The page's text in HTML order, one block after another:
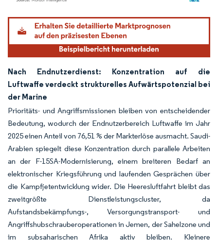
Bild © Mordor Intelligence. Wiederverwendung erfordert Namensnennung gemäß
Nach Endnutzerdienst: Konzentration auf die
Luftwaffe verdeckt strukturelles Aufwärtspotenzial bei
der Marine
Prioritäts- und Angriffsmissionen bleiben von entscheidender
Bedeutung, wodurch der Endnutzerbereich Luftwaffe im Jahr
2025 einen Anteil von 76,51 % der Markterlöse ausmacht. Saudi-
Arabien spiegelt diese Konzentration durch parallele Arbeiten
an der F-15SA-Modernisierung, einem breiteren Bedarf an
elektronischer Kriegsführung und laufenden Gesprächen über
die Kampfjetentwicklung wider. Die Heeresluftfahrt bleibt das
zweitgrößte Dienstleistungscluster, da
Aufstandsbekämpfungs-, Versorgungstransport- und
Angriffshubschrauberoperationen in Jemen, der Sahelzone und
im subsaharischen Afrika aktiv bleiben. Kleinere